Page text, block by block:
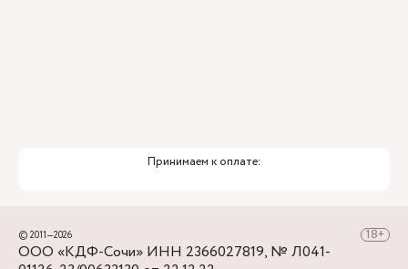
Принимаем к оплате:
© 2011—2026
ООО «КДФ-Сочи» ИНН 2366027819, № Л041-